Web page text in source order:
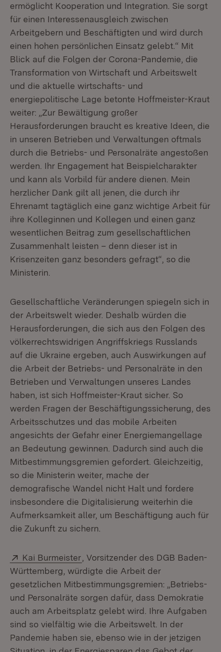
ermöglicht Kooperation und Integration. Sie sorgt
für einen Interessenausgleich zwischen
Arbeitgebern und Beschäftigten und wird durch
einen hohen persönlichen Einsatz gelebt.“ Mit
Blick auf die Folgen der Corona-Pandemie, die
Transformation von Wirtschaft und Arbeitswelt
und die aktuelle wirtschafts- und
energiepolitische Lage betonte Hoffmeister-Kraut
weiter: „Zur Bewältigung großer
Herausforderungen braucht es kreative Ideen, die
in unseren Betrieben und Verwaltungen oftmals
durch die Betriebs- und Personalräte angestoßen
werden. Ihr Engagement hat Beispielcharakter
und kann als Vorbild für andere dienen. Mein
herzlicher Dank gilt all jenen, die durch ihr
Ehrenamt tagtäglich eine ganz wichtige Arbeit für
ihre Kolleginnen und Kollegen und einen ganz
wesentlichen Beitrag zum gesellschaftlichen
Zusammenhalt leisten – denn dieser ist in
Krisenzeiten ganz besonders gefragt“, so die
Ministerin.
Gesellschaftliche Veränderungen spiegeln sich in
der Arbeitswelt wieder. Deshalb würden die
Herausforderungen, die sich aus den Folgen des
völkerrechtswidrigen Angriffskriegs Russlands
auf die Ukraine ergeben, auch Auswirkungen auf
die Arbeit der Betriebs- und Personalräte in den
Betrieben und Verwaltungen unseres Landes
haben, ist sich Hoffmeister-Kraut sicher. So
werden Fragen der Beschäftigungssicherung, des
Arbeitsschutzes und das mobile Arbeiten
angesichts der Gefahr einer Energiemangellage
an Bedeutung gewinnen. Dadurch sind auch die
Mitbestimmungsgremien gefordert. Gleichzeitig,
so die Ministerin weiter, mache der
demografische Wandel nicht Halt und fordere
insbesondere die Digitalisierung weiterhin die
Aufmerksamkeit aller, um Beschäftigung auch für
die Zukunft zu sichern.
Extern:
Kai Burmeister (Öffnet in neuem Fenster)
, Vorsitzender des DGB Baden-
Württemberg, würdigte die Arbeit der
gesetzlichen Mitbestimmungsgremien: „Betriebs-
und Personalräte sorgen dafür, dass Demokratie
auch am Arbeitsplatz gelebt wird. Ihre Aufgaben
sind so vielfältig wie die Arbeitswelt. In der
Pandemie haben sie, ebenso wie in der jetzigen